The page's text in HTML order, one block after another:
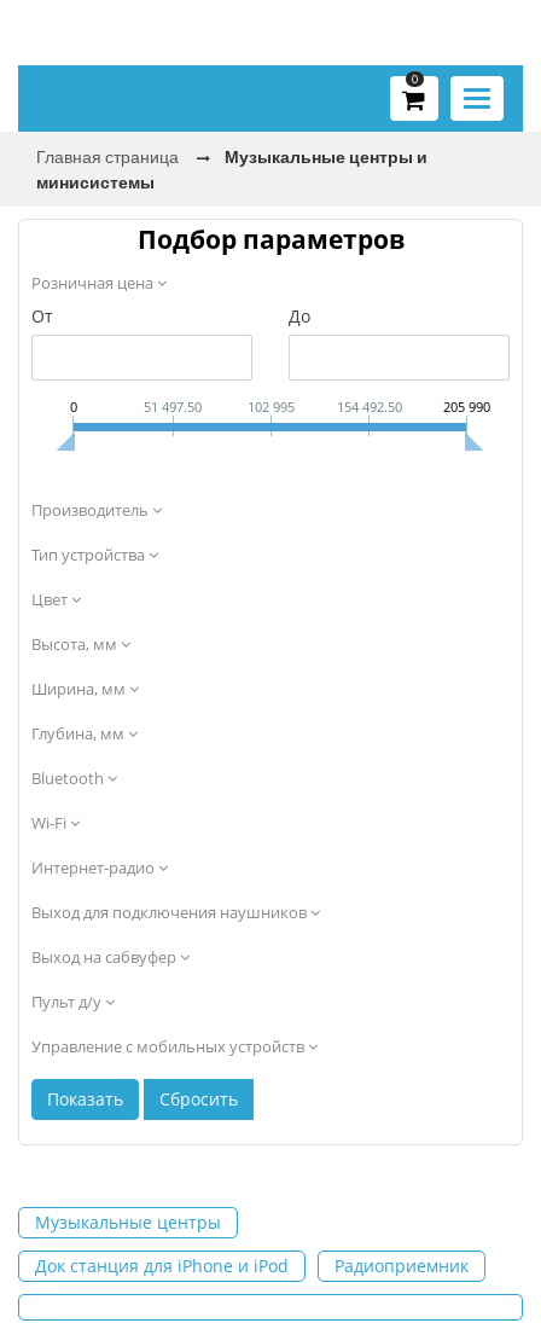
Toggle
0
Главная страница
Музыкальные центры и
минисистемы
Подбор параметров
Розничная цена
От До
0 51 497.50 102 995 154 492.50 205 990
Производитель
Тип устройства
Цвет
Высота, мм
Ширина, мм
Глубина, мм
Bluetooth
Wi-Fi
Интернет-радио
Выход для подключения наушников
Выход на сабвуфер
Пульт д/у
Управление с мобильных устройств
Музыкальные центры
Док станция для iPhone и iPod
Радиоприемник